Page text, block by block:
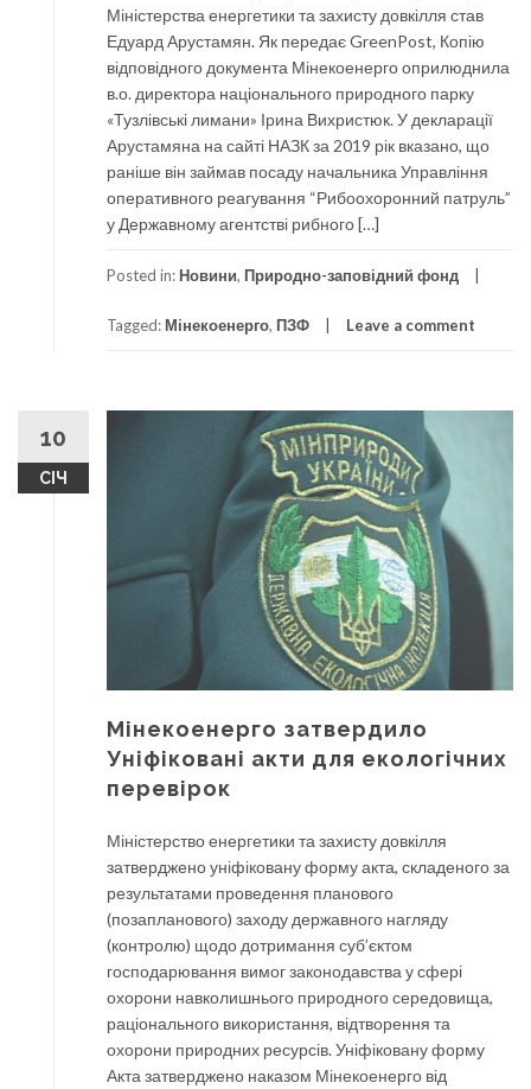
Міністерства енергетики та захисту довкілля став
Едуард Арустамян. Як передає GreenPost, Копію
відповідного документа Мінекоенерго оприлюднила
в.о. директора національного природного парку
«Тузлівські лимани» Ірина Вихристюк. У декларації
Арустамяна на сайті НАЗК за 2019 рік вказано, що
раніше він займав посаду начальника Управління
оперативного реагування “Рибоохоронний патруль”
у Державному агентстві рибного […]
Posted in: Новини, Природно-заповідний фонд
Tagged: Мінекоенерго, ПЗФ Leave a comment
10
СІЧ
Мінекоенерго затвердило
Уніфіковані акти для екологічних
перевірок
Міністерство енергетики та захисту довкілля
затверджено уніфіковану форму акта, складеного за
результатами проведення планового
(позапланового) заходу державного нагляду
(контролю) щодо дотримання суб’єктом
господарювання вимог законодавства у сфері
охорони навколишнього природного середовища,
раціонального використання, відтворення та
охорони природних ресурсів. Уніфіковану форму
Акта затверджено наказом Мінекоенерго від